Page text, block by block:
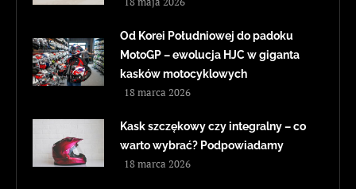
Od Korei Południowej do padoku
MotoGP – ewolucja HJC w giganta
kasków motocyklowych
18 marca 2026
Kask szczękowy czy integralny – co
warto wybrać? Podpowiadamy
18 marca 2026